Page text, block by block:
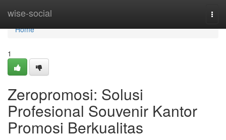
wise-social
Home
Home
1
Zeropromosi: Solusi
Profesional Souvenir Kantor
Promosi Berkualitas